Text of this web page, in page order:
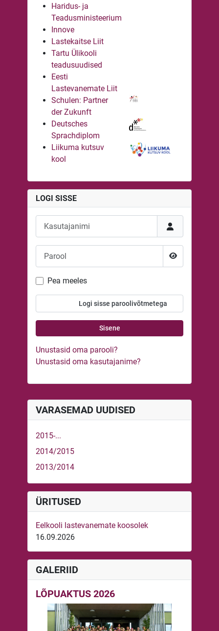
VARASEMAD UUDISED
2015-...
2014/2015
2013/2014
ÜRITUSED
Eelkooli lastevanemate koosolek
16.09.2026
GALERIID
LÕPUAKTUS 2026
Haridus- ja
Teadusministeerium
Innove
Lastekaitse Liit
Tartu Ülikooli
teadusuudised
Eesti
Lastevanemate Liit
Schulen: Partner
der Zukunft
Deutsches
Sprachdiplom
Liikuma kutsuv
kool
LOGI SISSE
Näita parooli
Pea meeles
Logi sisse paroolivõtmetega
Sisene
Unustasid oma parooli?
Unustasid oma kasutajanime?